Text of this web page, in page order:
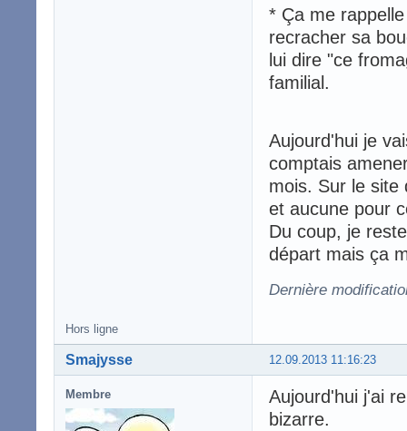
* Ça me
recracher sa
lui dire "ce
familial.
Aujourd'hui je
comptais
mois. Sur le site
et aucune pour
Du coup, je
départ mais ça
Dernière
Hors ligne
12.09.2013 11:16:23
Smajysse
Membre
Aujourd'hui j'ai
bizarre.